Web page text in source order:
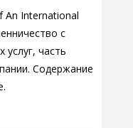
An International
с
услуг, часть
Содержание